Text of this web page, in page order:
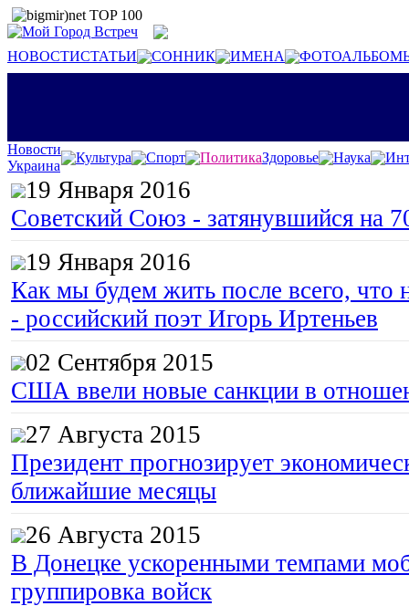
НОВОСТИСТАТЬИ СОННИК ИМЕНА
Новости
Украина
Культура Спорт ПолитикаЗдоровье Наука
19 Января 2016
Советский Союз - затянувшийся на
19 Января 2016
Как мы будем жить после всего, что
- российский поэт Игорь Иртеньев
02 Сентября 2015
США ввели новые санкции в
27 Августа 2015
Президент прогнозирует
ближайшие месяцы
26 Августа 2015
В Донецке ускоренными темпами
группировка войск